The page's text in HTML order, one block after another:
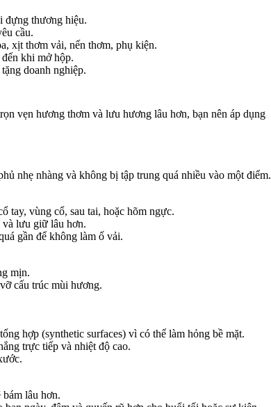
đựng thương hiệu.
cầu.
xịt thơm vải, nến thơm, phụ kiện.
khi mở hộp.
doanh nghiệp.
vẹn hương thơm và lưu hương lâu hơn, bạn nên áp dụng
nhẹ nhàng và không bị tập trung quá nhiều vào một điểm.
tay, vùng cổ, sau tai, hoặc hõm ngực.
lưu giữ lâu hơn.
gần để không làm ố vải.
mịn.
cấu trúc mùi hương.
hợp (synthetic surfaces) vì có thể làm hỏng bề mặt.
trực tiếp và nhiệt độ cao.
lâu hơn.